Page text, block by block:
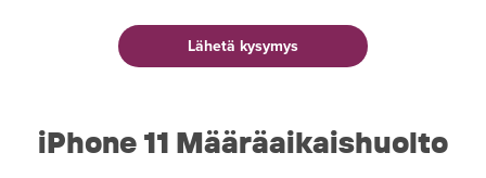
iPhone 11 Määräaikaishuolto